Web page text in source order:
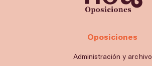
Oposiciones
Administración y archivo